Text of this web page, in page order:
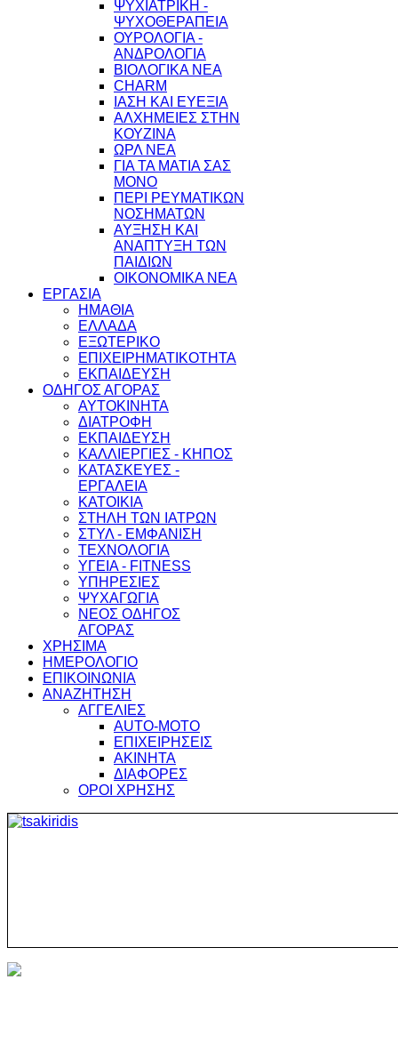
ΨΥΧΙΑΤΡΙΚΗ -
ΨΥΧΟΘΕΡΑΠΕΙΑ
ΟΥΡΟΛΟΓΙΑ -
ΑΝΔΡΟΛΟΓΙΑ
ΒΙΟΛΟΓΙΚΑ ΝΕΑ
CHARM
ΙΑΣΗ ΚΑΙ ΕΥΕΞΙΑ
ΑΛΧΗΜΕΙΕΣ ΣΤΗΝ
ΚΟΥΖΙΝΑ
ΩΡΛ ΝEA
ΓΙΑ ΤΑ ΜΑΤΙΑ ΣΑΣ
ΜΟΝΟ
ΠΕΡΙ ΡΕΥΜΑΤΙΚΩΝ
ΝΟΣΗΜΑΤΩΝ
ΑΥΞΗΣΗ ΚΑΙ
ΑΝΑΠΤΥΞΗ ΤΩΝ
ΠΑΙΔΙΩΝ
ΟΙΚΟΝΟΜΙΚΑ ΝΕΑ
ΕΡΓΑΣΙΑ
ΗΜΑΘΙΑ
ΕΛΛΑΔΑ
ΕΞΩΤΕΡΙΚΟ
ΕΠΙΧΕΙΡΗΜΑΤΙΚΟΤΗΤΑ
ΕΚΠΑΙΔΕΥΣΗ
ΟΔΗΓΟΣ ΑΓΟΡΑΣ
ΑΥΤΟΚΙΝΗΤΑ
ΔΙΑΤΡΟΦΗ
ΕΚΠΑΙΔΕΥΣΗ
ΚΑΛΛΙΕΡΓΙΕΣ - ΚΗΠΟΣ
ΚΑΤΑΣΚΕΥΕΣ -
ΕΡΓΑΛΕΙΑ
ΚΑΤΟΙΚΙΑ
ΣΤΗΛΗ ΤΩΝ ΙΑΤΡΩΝ
ΣΤΥΛ - ΕΜΦΑΝΙΣΗ
ΤΕΧΝΟΛΟΓΙΑ
ΥΓΕΙΑ - FITNESS
ΥΠΗΡΕΣΙΕΣ
ΨΥΧΑΓΩΓΙΑ
ΝΕΟΣ ΟΔΗΓΟΣ
ΑΓΟΡΑΣ
ΧΡΗΣΙΜΑ
ΗΜΕΡΟΛΟΓΙΟ
ΕΠΙΚΟΙΝΩΝΙΑ
ΑΝΑΖΗΤΗΣΗ
ΑΓΓΕΛΙΕΣ
AUTO-MOTO
ΕΠΙΧΕΙΡΗΣΕΙΣ
ΑΚΙΝΗΤΑ
ΔΙΑΦΟΡΕΣ
ΟΡΟΙ ΧΡΗΣΗΣ